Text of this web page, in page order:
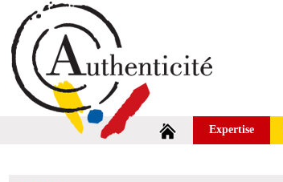
Expertise